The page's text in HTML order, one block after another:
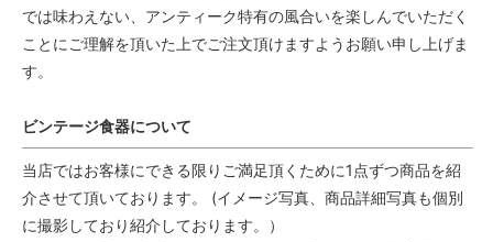
では味わえない、アンティーク特有の風合いを楽しんでいただく
ことにご理解を頂いた上でご注文頂けますようお願い申し上げま
す。
ビンテージ食器について
当店ではお客様にできる限りご満足頂くために1点ずつ商品を紹
介させて頂いております。 (イメージ写真、商品詳細写真も個別
に撮影しており紹介しております。）